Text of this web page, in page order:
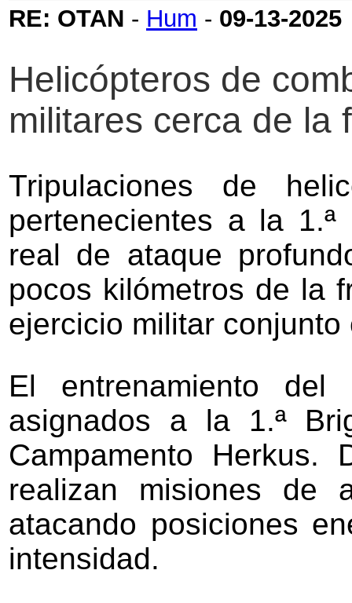
RE: OTAN - Hum - 09-13-2025
Helicópteros de
militares cerca de la
Tripulaciones de
pertenecientes a la
real de ataque
pocos kilómetros de la
ejercicio militar
El entrenamiento
asignados a la 1.ª
Campamento
realizan misiones de
atacando posiciones
intensidad.